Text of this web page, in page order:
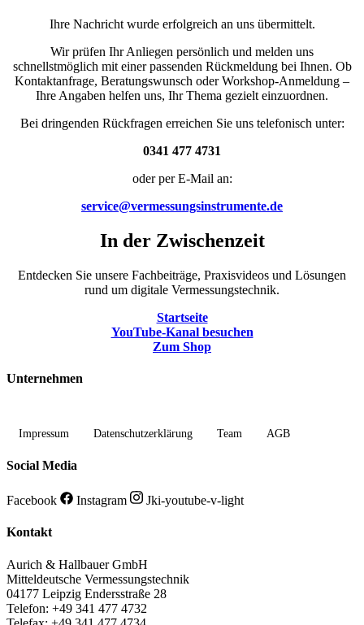
Ihre Nachricht wurde erfolgreich an uns übermittelt.
Wir prüfen Ihr Anliegen persönlich und melden uns
schnellstmöglich mit einer passenden Rückmeldung bei Ihnen. Ob
Kontaktanfrage, Beratungswunsch oder Workshop-Anmeldung –
Ihre Angaben helfen uns, Ihr Thema gezielt einzuordnen.
Bei dringenden Rückfragen erreichen Sie uns telefonisch unter:
0341 477 4731
oder per E-Mail an:
service@vermessungsinstrumente.de
In der Zwischenzeit
Entdecken Sie unsere Fachbeiträge, Praxisvideos und Lösungen
rund um digitale Vermessungstechnik.
Startseite
YouTube-Kanal besuchen
Zum Shop
Unternehmen
Impressum Datenschutzerklärung Team AGB
Social Media
Facebook Instagram Jki-youtube-v-light
Kontakt
Aurich & Hallbauer GmbH
Mitteldeutsche Vermessungstechnik
04177 Leipzig Endersstraße 28
Telefon: +49 341 477 4732